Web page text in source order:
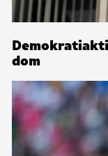
dom